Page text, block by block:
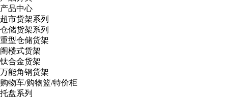
产品中心
超市货架系列
仓储货架系列
重型仓储货架
阁楼式货架
钛合金货架
万能角钢货架
购物车/购物篮/特价柜
托盘系列